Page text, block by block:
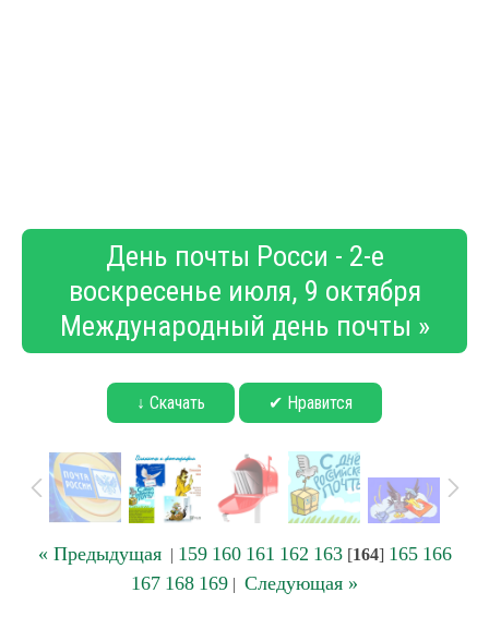
День почты Росси - 2-е
воскресенье июля, 9 октября
Международный день почты »
↓ Скачать ✔ Нравится
« Предыдущая| 159 160 161 162 163[164] 165 166
167 168 169 | Следующая »